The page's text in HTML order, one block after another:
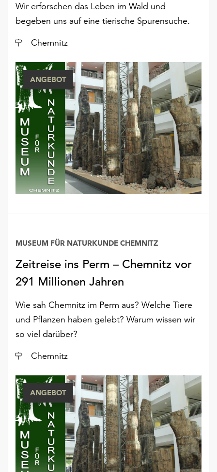
Wir erforschen das Leben im Wald und
begeben uns auf eine tierische Spurensuche.
Ort
Chemnitz
ANGEBOT
Zeitreise ins Perm – Chemnitz vor
291 Millionen Jahren
MUSEUM FÜR NATURKUNDE CHEMNITZ
Wie sah Chemnitz im Perm aus? Welche Tiere
und Pflanzen haben gelebt? Warum wissen wir
so viel darüber?
Ort
Chemnitz
ANGEBOT